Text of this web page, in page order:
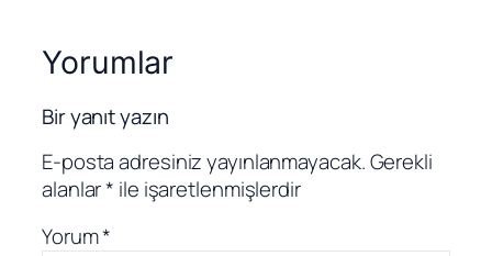
Yorumlar
Bir yanıt yazın
E-posta adresiniz yayınlanmayacak.Gerekli
alanlar* ile işaretlenmişlerdir
Yorum*